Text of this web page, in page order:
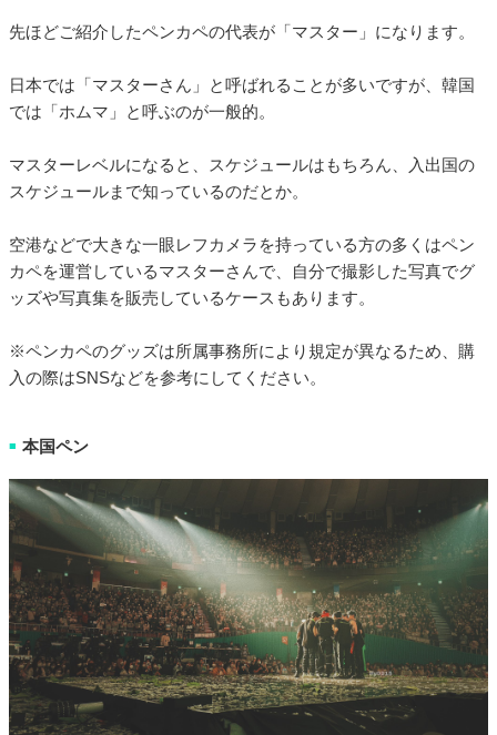
先ほどご紹介したペンカペの代表が「マスター」になります。
日本では「マスターさん」と呼ばれることが多いですが、韓国
では「ホムマ」と呼ぶのが一般的。
マスターレベルになると、スケジュールはもちろん、入出国の
スケジュールまで知っているのだとか。
空港などで大きな一眼レフカメラを持っている方の多くはペン
カペを運営しているマスターさんで、自分で撮影した写真でグ
ッズや写真集を販売しているケースもあります。
※ペンカペのグッズは所属事務所により規定が異なるため、購
入の際はSNSなどを参考にしてください。
■ 本国ペン